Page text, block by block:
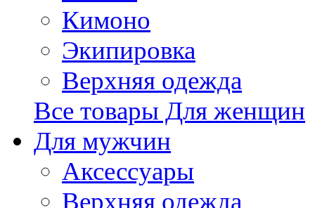
Кимоно
Экипировка
Верхняя одежда
Все товары Для женщин
Для мужчин
Аксессуары
Верхняя одежда